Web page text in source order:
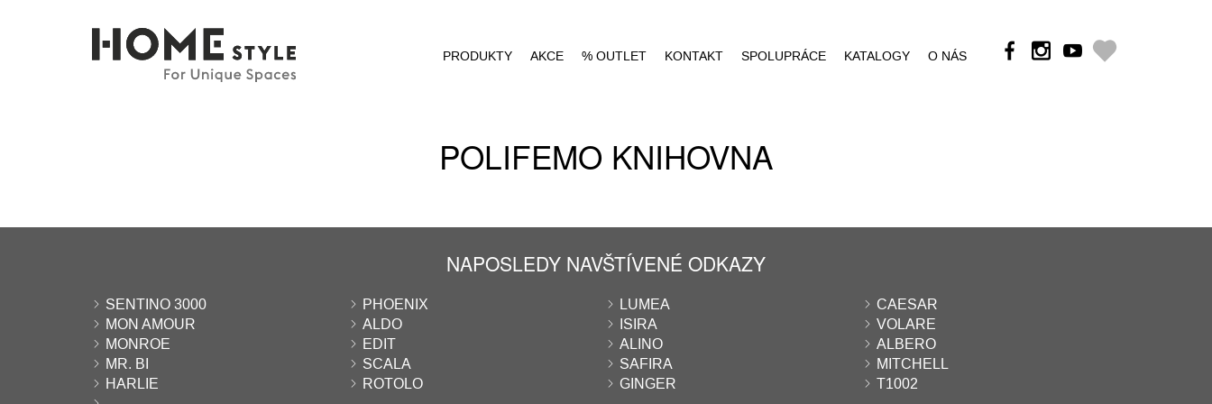
PRODUKTY AKCE % OUTLET KONTAKT SPOLUPRÁCE KATALOGY O NÁS
POLIFEMO KNIHOVNA
NAPOSLEDY NAVŠTÍVENÉ ODKAZY
SENTINO 3000 PHOENIX LUMEA
CAESAR
MON AMOUR
ALDO ISIRA
VOLARE
MONROE
EDIT ALINO
ALBERO
MR. BI
SCALA SAFIRA
MITCHELL
HARLIE
ROTOLO GINGER T1002